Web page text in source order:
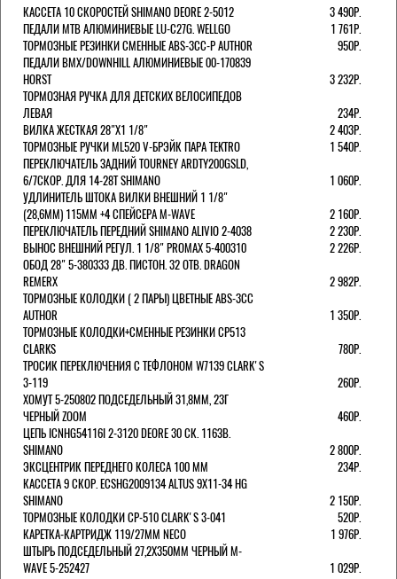
КАССЕТА 10 СКОРОСТЕЙ SHIMANO DEORE 2-5012
3 490Р.
ПЕДАЛИ MTB АЛЮМИНИЕВЫЕ LU-C27G. WELLGO
1 761Р.
ТОРМОЗНЫЕ РЕЗИНКИ СМЕННЫЕ ABS-3CC-P AUTHOR
950Р.
ПЕДАЛИ BMX/DOWNHILL АЛЮМИНИЕВЫЕ 00-170839
HORST
3 232Р.
ТОРМОЗНАЯ РУЧКА ДЛЯ ДЕТСКИХ ВЕЛОСИПЕДОВ
ЛЕВАЯ
234Р.
ВИЛКА ЖЕСТКАЯ 28"Х1 1/8"
2 403Р.
ТОРМОЗНЫЕ РУЧКИ ML520 V-БРЭЙК ПАРА TEKTRO
1 540Р.
ПЕРЕКЛЮЧАТЕЛЬ ЗАДНИЙ TOURNEY ARDTY200GSLD,
6/7СКОР. ДЛЯ 14-28T SHIMANO
1 060Р.
УДЛИНИТЕЛЬ ШТОКА ВИЛКИ ВНЕШНИЙ 1 1/8"
(28,6ММ) 115ММ +4 СПЕЙСЕРА M-WAVE
2 160Р.
ПЕРЕКЛЮЧАТЕЛЬ ПЕРЕДНИЙ SHIMANO ALIVIO 2-4038
2 230Р.
ВЫНОС ВНЕШНИЙ РЕГУЛ. 1 1/8" PROMAX 5-400310
2 226Р.
ОБОД 28" 5-380333 ДВ. ПИСТОН. 32 ОТВ. DRAGON
REMERX
2 982Р.
ТОРМОЗНЫЕ КОЛОДКИ ( 2 ПАРЫ) ЦВЕТНЫЕ ABS-3CC
AUTHOR
1 350Р.
ТОРМОЗНЫЕ КОЛОДКИ+СМЕННЫЕ РЕЗИНКИ CP513
CLARKS
780Р.
ТРОСИК ПЕРЕКЛЮЧЕНИЯ С ТЕФЛОНОМ W7139 СLARK'S
3-119
260Р.
ХОМУТ 5-250802 ПОДСЕДЕЛЬНЫЙ 31,8ММ, 23Г
ЧЕРНЫЙ ZOOM
460Р.
ЦЕПЬ ICNHG54116I 2-3120 DEORE 30 СК. 116ЗВ.
SHIMANO
2 800Р.
ЭКСЦЕНТРИК ПЕРЕДНЕГО КОЛЕСА 100 ММ
234Р.
КАССЕТА 9 СКОР. ECSHG2009134 ALTUS 9Х11-34 HG
SHIMANO
2 150Р.
ТОРМОЗНЫЕ КОЛОДКИ CP-510 CLARK'S 3-041
520Р.
КАРЕТКА-КАРТРИДЖ 119/27ММ NECO
1 976Р.
ШТЫРЬ ПОДСЕДЕЛЬНЫЙ 27,2Х350ММ ЧЕРНЫЙ M-
WAVE 5-252427
1 029Р.